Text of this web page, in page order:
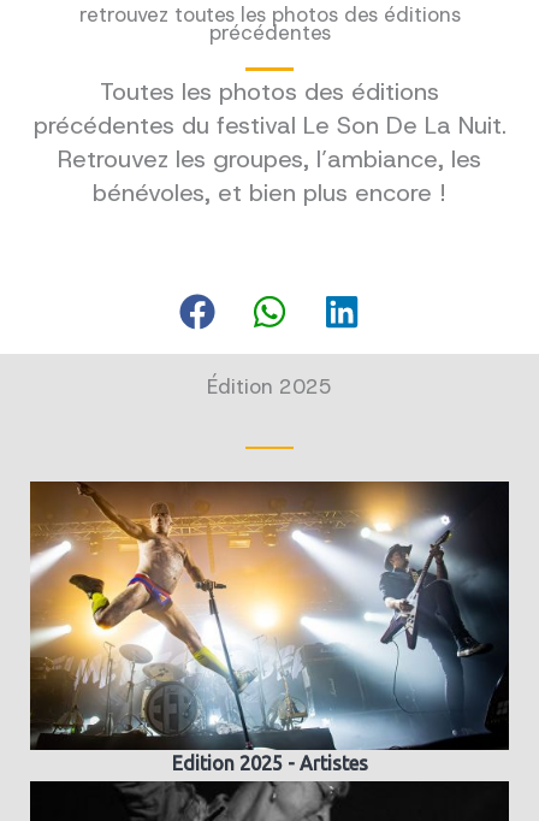
retrouvez toutes les photos des éditions
précédentes
Toutes les photos des éditions
précédentes du festival Le Son De La Nuit.
Retrouvez les groupes, l’ambiance, les
bénévoles, et bien plus encore !
Édition 2025
Edition 2025 - Artistes